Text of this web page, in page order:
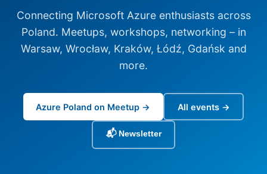
Connecting Microsoft Azure enthusiasts across
Poland. Meetups, workshops, networking – in
Warsaw, Wrocław, Kraków, Łódź, Gdańsk and
more.
Azure Poland on Meetup → All events →
📬 Newsletter